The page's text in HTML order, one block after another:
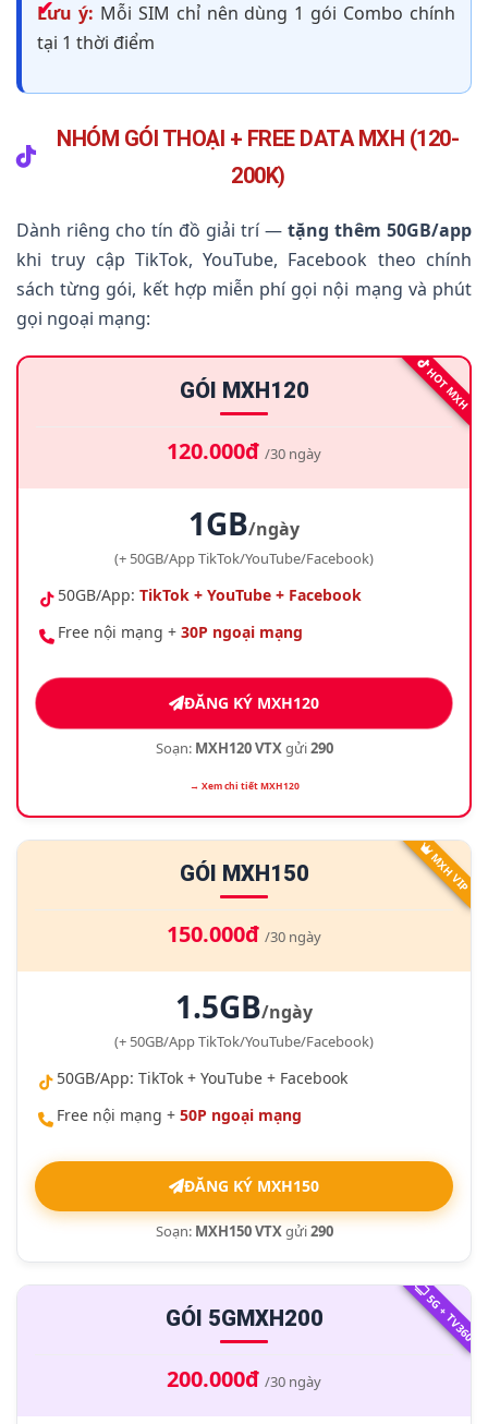
Lưu ý: Mỗi SIM chỉ nên dùng 1 gói Combo chính
tại 1 thời điểm
NHÓM GÓI THOẠI + FREE DATA MXH (120-
200K)
Dành riêng cho tín đồ giải trí — tặng thêm 50GB/app
khi truy cập TikTok, YouTube, Facebook theo chính
sách từng gói, kết hợp miễn phí gọi nội mạng và phút
gọi ngoại mạng:
HOT MXH
GÓI MXH120
120.000đ /30 ngày
1GB/ngày
(+ 50GB/App TikTok/YouTube/Facebook)
50GB/App: TikTok + YouTube + Facebook
Free nội mạng + 30P ngoại mạng
ĐĂNG KÝ MXH120
Soạn: MXH120 VTXgửi290
→ Xem chi tiết MXH120
MXH VIP
GÓI MXH150
150.000đ /30 ngày
1.5GB/ngày
(+ 50GB/App TikTok/YouTube/Facebook)
50GB/App: TikTok + YouTube + Facebook
Free nội mạng + 50P ngoại mạng
ĐĂNG KÝ MXH150
Soạn: MXH150 VTXgửi290
5G + TV360
GÓI 5GMXH200
200.000đ /30 ngày